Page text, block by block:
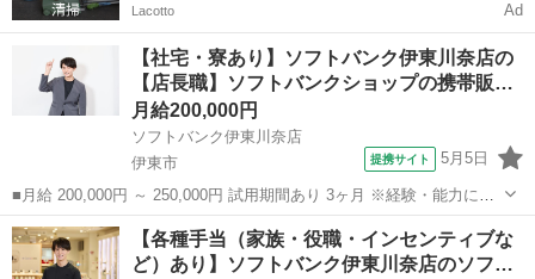
Lacotto Ad
【社宅・寮あり】ソフトバンク伊東川奈店の
【店長職】ソフトバンクショップの携帯販…
月給200,000円
ソフトバンク伊東川奈店
伊東市
提携サイト 5月5日
■月給 200,000円 ～ 250,000円 試用期間あり 3ヶ月 ※経験・能力によ
る 【試用期間】時給 1200 円 ～ 1200 円 ■ソフトバンク伊東川奈店 静
岡県 伊東市 川奈 1257‐117 ■正社員 ■上...
静岡 伊東市 携帯ショップ
【各種手当（家族・役職・インセンティブな
ど）あり】ソフトバンク伊東川奈店のソフ…